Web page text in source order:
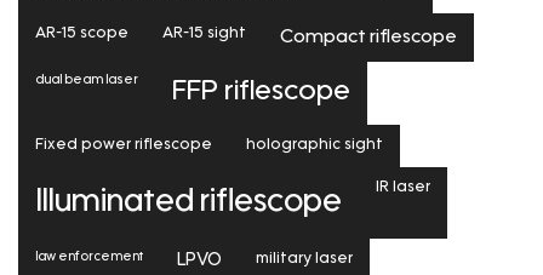
AR-15 scope AR-15 sight Compact riflescope
dual beam laser FFP riflescope
Fixed power riflescope holographic sight
Illuminated riflescope IR laser
law enforcement LPVO military laser